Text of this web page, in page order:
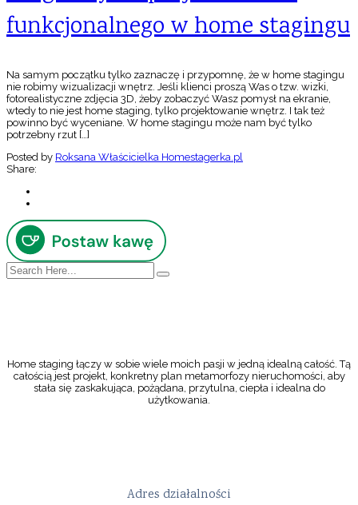
funkcjonalnego w home stagingu
Na samym początku tylko zaznaczę i przypomnę, że w home stagingu
nie robimy wizualizacji wnętrz. Jeśli klienci proszą Was o tzw. wizki,
fotorealistyczne zdjęcia 3D, żeby zobaczyć Wasz pomysł na ekranie,
wtedy to nie jest home staging, tylko projektowanie wnętrz. I tak też
powinno być wyceniane. W home stagingu może nam być tylko
potrzebny rzut […]
Posted by Roksana Właścicielka Homestagerka.pl
Share:
Home staging łączy w sobie wiele moich pasji w jedną idealną całość. Tą
całością jest projekt, konkretny plan metamorfozy nieruchomości, aby
stała się zaskakująca, pożądana, przytulna, ciepła i idealna do
użytkowania.
Adres działalności